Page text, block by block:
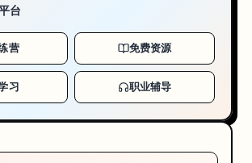
台
营 免费资源
习 职业辅导